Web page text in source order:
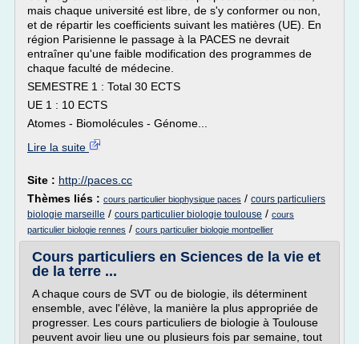
mais chaque université est libre, de s'y conformer ou non,
et de répartir les coefficients suivant les matières (UE). En
région Parisienne le passage à la PACES ne devrait
entraîner qu'une faible modification des programmes de
chaque faculté de médecine.
SEMESTRE 1 : Total 30 ECTS
UE 1 : 10 ECTS
Atomes - Biomolécules - Génome...
Lire la suite
Site : http://paces.cc
Thèmes liés : cours particulier biophysique paces / cours particuliers
biologie marseille / cours particulier biologie toulouse / cours
particulier biologie rennes / cours particulier biologie montpellier
Cours particuliers en Sciences de la vie et
de la terre ...
A chaque cours de SVT ou de biologie, ils déterminent
ensemble, avec l'élève, la manière la plus appropriée de
progresser. Les cours particuliers de biologie à Toulouse
peuvent avoir lieu une ou plusieurs fois par semaine, tout